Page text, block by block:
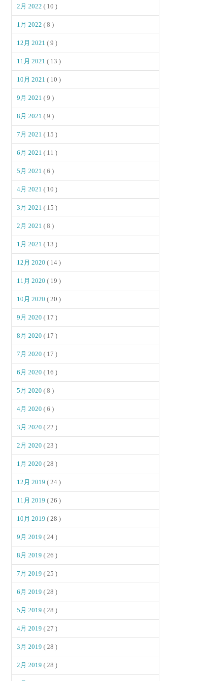
2月 2022( 10 )
1月 2022( 8 )
12月 2021( 9 )
11月 2021( 13 )
10月 2021( 10 )
9月 2021( 9 )
8月 2021( 9 )
7月 2021( 15 )
6月 2021( 11 )
5月 2021( 6 )
4月 2021( 10 )
3月 2021( 15 )
2月 2021( 8 )
1月 2021( 13 )
12月 2020( 14 )
11月 2020( 19 )
10月 2020( 20 )
9月 2020( 17 )
8月 2020( 17 )
7月 2020( 17 )
6月 2020( 16 )
5月 2020( 8 )
4月 2020( 6 )
3月 2020( 22 )
2月 2020( 23 )
1月 2020( 28 )
12月 2019( 24 )
11月 2019( 26 )
10月 2019( 28 )
9月 2019( 24 )
8月 2019( 26 )
7月 2019( 25 )
6月 2019( 28 )
5月 2019( 28 )
4月 2019( 27 )
3月 2019( 28 )
2月 2019( 28 )